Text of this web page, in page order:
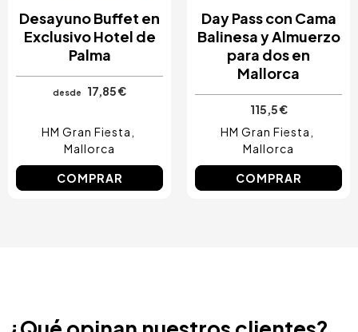
RESERVA INMEDIATA
Image
4.5 / 5
RESERVA INMEDIATA
Image
4.5 / 5
115,5 €